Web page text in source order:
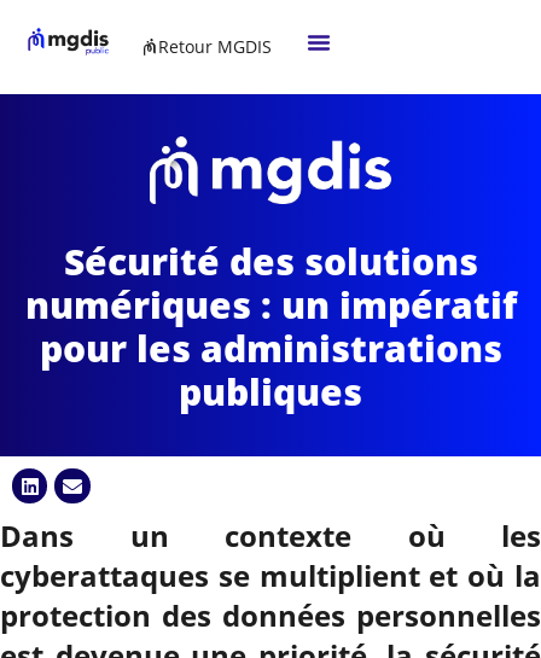
Retour MGDIS
Sécurité des solutions
numériques : un impératif
pour les administrations
publiques
Dans un contexte où les
cyberattaques se multiplient et où la
protection des données personnelles